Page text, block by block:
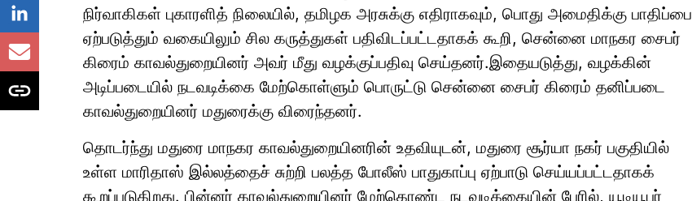
நிர்வாகிகள் புகாரளித் நிலையில், தமிழக அரசுக்கு எதிராகவும், பொது அமைதிக்கு பாதிப்பை
ஏற்படுத்தும் வகையிலும் சில கருத்துகள் பதிவிடப்பட்டதாகக் கூறி, சென்னை மாநகர சைபர்
கிரைம் காவல்துறையினர் அவர் மீது வழக்குப்பதிவு செய்தனர்.இதையடுத்து, வழக்கின்
அடிப்படையில் நடவடிக்கை மேற்கொள்ளும் பொருட்டு சென்னை சைபர் கிரைம் தனிப்படை
காவல்துறையினர் மதுரைக்கு விரைந்தனர்.
தொடர்ந்து மதுரை மாநகர காவல்துறையினரின் உதவியுடன், மதுரை சூர்யா நகர் பகுதியில்
உள்ள மாரிதாஸ் இல்லத்தைச் சுற்றி பலத்த போலீஸ் பாதுகாப்பு ஏற்பாடு செய்யப்பட்டதாகக்
கூறப்படுகிறது. பின்னர் காவல்துறையினர் மேற்கொண்ட நடவடிக்கையின் பேரில், யூடியூபர்